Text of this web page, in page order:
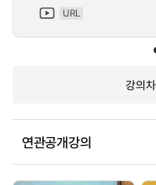
URL
강의
연관공개강의